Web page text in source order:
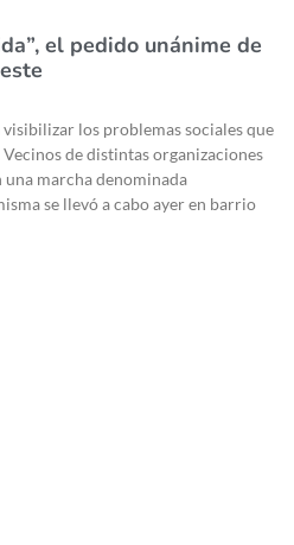
el pedido unánime de
los problemas sociales que
Vecinos de distintas organizaciones
marcha denominada
se llevó a cabo ayer en barrio